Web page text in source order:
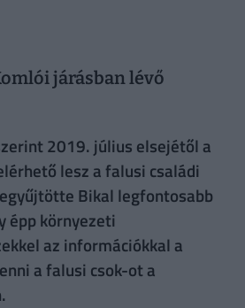
járásban lévő
2019. július elsejétől a
lesz a falusi családi
Bikal legfontosabb
épp környezeti
az információkkal a
a falusi csok-ot a